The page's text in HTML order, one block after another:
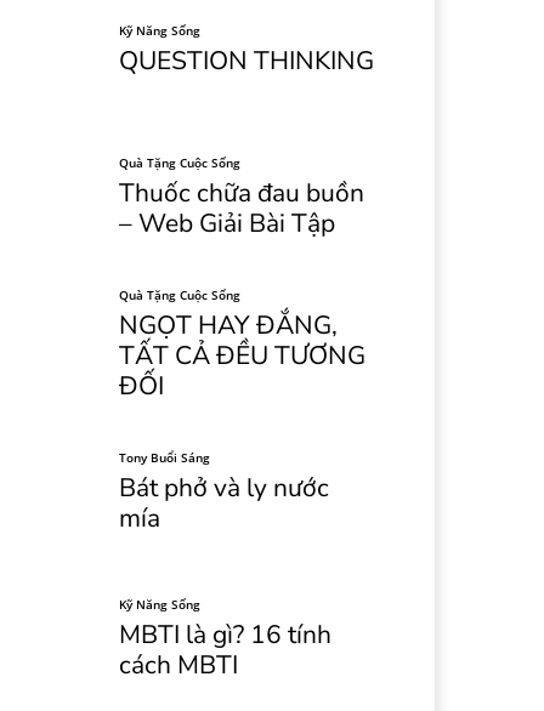
Kỹ Năng Sống
QUESTION THINKING
Quà Tặng Cuộc Sống
Thuốc chữa đau buồn
– Web Giải Bài Tập
Quà Tặng Cuộc Sống
NGỌT HAY ĐẮNG,
TẤT CẢ ĐỀU TƯƠNG
ĐỐI
Tony Buổi Sáng
Bát phở và ly nước
mía
Kỹ Năng Sống
MBTI là gì? 16 tính
cách MBTI